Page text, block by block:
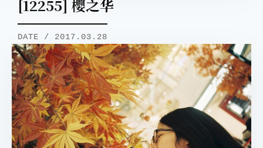
[12255] 樱之华
DATE / 2017.03.28